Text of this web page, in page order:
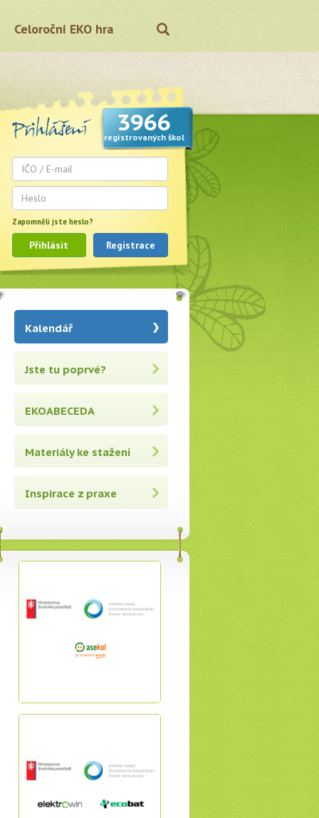
Celoroční EKO hra
3966
registrovaných škol
Zapomněli jste heslo?
Přihlásit Registrace
Kalendář
Jste tu poprvé?
EKOABECEDA
Materiály ke stažení
Inspirace z praxe